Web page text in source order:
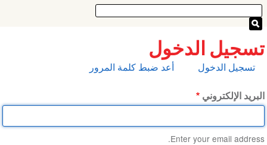
تسجيل الدخول
التبويبات
الأساسية
تسجيل الدخول أعد ضبط كلمة المرور
البريد الإلكتروني
Enter your email address.